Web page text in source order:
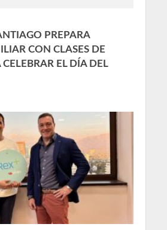
PREPARA
CON CLASES DE
EL DÍA DEL